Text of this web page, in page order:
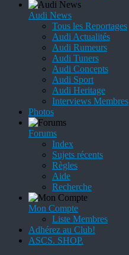
Audi News
Tous les Reportages
Audi Actualités
Audi Rumeurs
Audi Tuners
Audi Concepts
Audi Sport
Audi Heritage
Interviews Membres
Photos
Forums
Index
Sujets récents
Règles
Aide
Recherche
Mon Compte
Liste Membres
Adhérez au Club!
ASCS. SHOP.